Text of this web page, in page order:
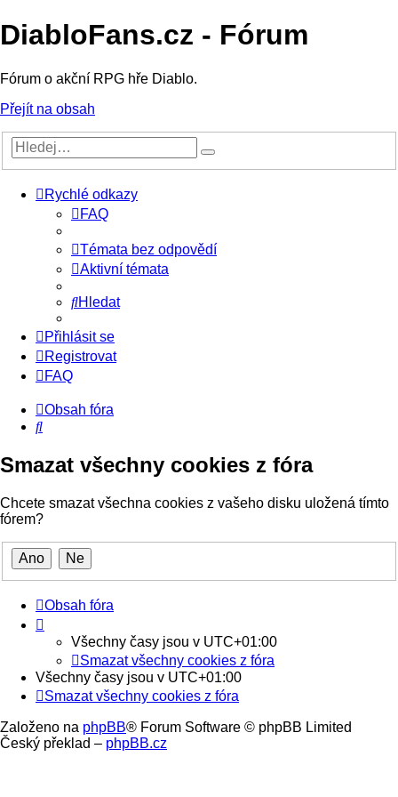
DiabloFans.cz - Fórum
Fórum o akční RPG hře Diablo.
Přejít na obsah
Rychlé odkazy
FAQ
Témata bez odpovědí
Aktivní témata
Hledat
Přihlásit se
Registrovat
FAQ
Obsah fóra
Hledat
Smazat všechny cookies z fóra
Chcete smazat všechna cookies z vašeho disku uložená tímto
fórem?
Obsah fóra
Všechny časy jsou v UTC+01:00
Smazat všechny cookies z fóra
Všechny časy jsou v UTC+01:00
Smazat všechny cookies z fóra
Založeno na phpBB® Forum Software © phpBB Limited
Český překlad – phpBB.cz